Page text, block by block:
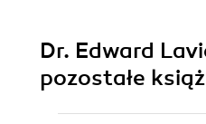
Dr. Edward
pozostałe